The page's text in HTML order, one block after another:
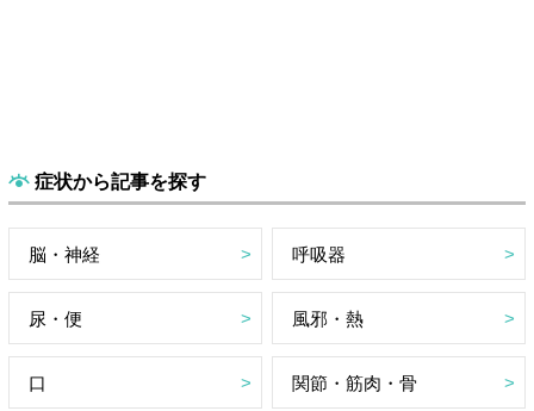
症状から記事を探す
脳・神経 呼吸器
尿・便 風邪・熱
口 関節・筋肉・骨